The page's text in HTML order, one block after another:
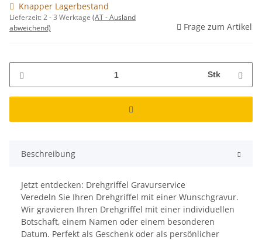
Knapper Lagerbestand
Lieferzeit:2 - 3 Werktage (AT - Ausland
abweichend)
Frage zum Artikel
Stk
Beschreibung
Jetzt entdecken: Drehgriffel Gravurservice
Veredeln Sie Ihren Drehgriffel mit einer Wunschgravur.
Wir gravieren Ihren Drehgriffel mit einer individuellen
Botschaft, einem Namen oder einem besonderen
Datum. Perfekt als Geschenk oder als persönlicher